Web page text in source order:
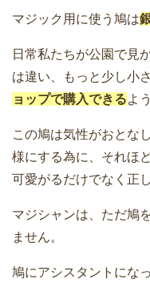
マジック用に使う鳩は
日常私たちが公園で見
は違い、もっと少し小さ
ョップで購入できるよ
この鳩は気性がおとな
様にする為に、それほ
可愛がるだけでなく正
マジシャンは、ただ鳩
ません。
鳩にアシスタントにな